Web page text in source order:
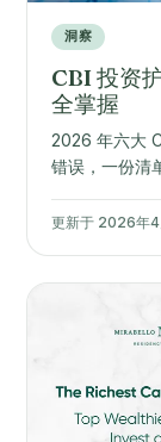
洞察
CBI 投资
全掌握
2026 年六大
错误，一份清
更新于 2026年4